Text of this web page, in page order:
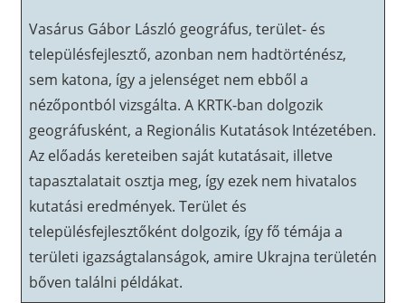
Vasárus Gábor László geográfus, terület- és
településfejlesztő, azonban nem hadtörténész,
sem katona, így a jelenséget nem ebből a
nézőpontból vizsgálta. A KRTK-ban dolgozik
geográfusként, a Regionális Kutatások Intézetében.
Az előadás kereteiben saját kutatásait, illetve
tapasztalatait osztja meg, így ezek nem hivatalos
kutatási eredmények. Terület és
településfejlesztőként dolgozik, így fő témája a
területi igazságtalanságok, amire Ukrajna területén
bőven találni példákat.